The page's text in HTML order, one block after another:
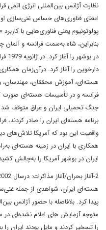
نظارت آژانس بین‌المللی انرژی اتمی
اعطای فناوری‌های حساس غنی‌سازی
پولوتونیوم یعنی فناوری‌هایی با
در
دارخوین را آغاز کرد. درآن‌زمان
هسته‌ای، آموزش محققان، مهندسان،
فرانسه و در تأسیسات هسته‌ای صورت
جنگ تحمیلی ایران و عراق متوقف شد.
برنامه هسته‌ای ایران را صادر کردند،
واقعیت این بود که آمریکا تلاش‌های
همکاری با ایران در زمینه هسته‌ای
ایران در بوشهر آمریکا را به‌چالش
هسته‌ای ایران، شواهدی از جمله
پیدا کرد. بلافاصله با حضور آژانس
متوجه آزمایش های اعلام نشده‌ای
را تسخیر کردند و مایل بودند ایران